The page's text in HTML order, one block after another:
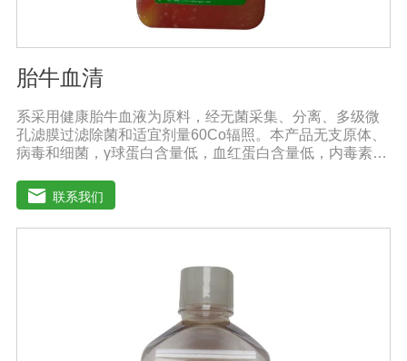
胎牛血清
系采用健康胎牛血液为原料，经无菌采集、分离、多级微
孔滤膜过滤除菌和适宜剂量60Co辐照。本产品无支原体、
病毒和细菌，γ球蛋白含量低，血红蛋白含量低，内毒素小
胞及多种细胞株的培养、扩增和保藏、组织器官的分离、
培养及单克隆抗体的制备和疫苗的研制及生产。质量标
准：符合《中华人民共和国药典》2020版、《中华人民共
逐步解冻法（ -20℃→2-8℃→ 室温），可减少沉淀的产生
使血清质量不会受到影响。2、在 0℃ ~ 4℃状态下存放过
久会影响促细胞生长效果。
联系我们